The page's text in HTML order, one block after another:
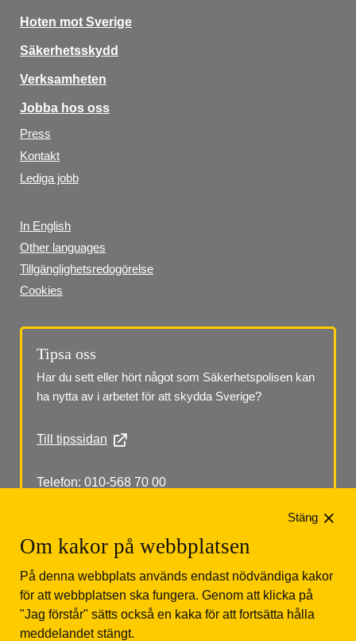
Hoten mot Sverige
Säkerhetsskydd
Verksamheten
Jobba hos oss
Press
Kontakt
Lediga jobb
In English
Other languages
Tillgänglighetsredogörelse
Cookies
Tipsa oss
Har du sett eller hört något som Säkerhetspolisen kan
ha nytta av i arbetet för att skydda Sverige?
Till tipssidan
Telefon: 010-568 70 00
Säkerhetspolisen
Om kakor på webbplatsen
På denna webbplats används endast nödvändiga kakor
för att webbplatsen ska fungera. Genom att klicka på
"Jag förstår" sätts också en kaka för att fortsätta hålla
meddelandet stängt.
Stäng